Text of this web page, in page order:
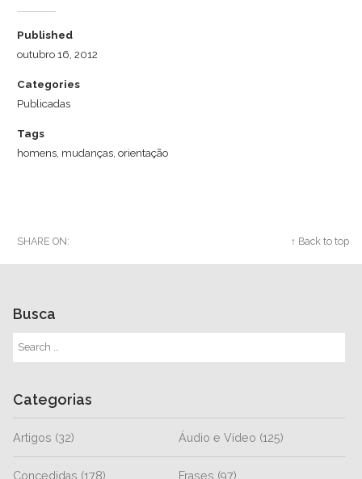
Published
outubro 16, 2012
Categories
Publicadas
Tags
homens, mudanças,orientação
SHARE ON: ↑ Back to top
Busca
Categorias
Artigos (32) Áudio e Vídeo (125)
Concedidas (178) Frases (97)